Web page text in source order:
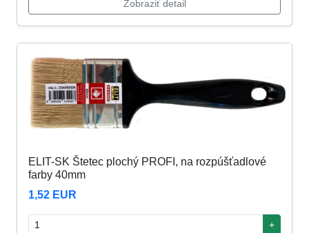
Zobraziť detail
ELIT-SK Štetec plochý PROFI, na rozpúšťadlové
farby 40mm
1,52 EUR
+